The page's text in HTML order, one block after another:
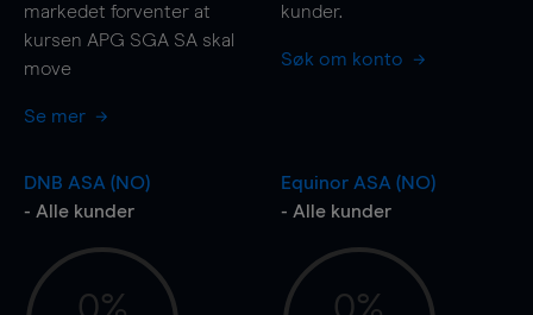
markedet forventer at
kursen APG SGA SA skal
move
Se mer
kunder.
Søk om konto
DNB ASA (NO)
- Alle kunder
Equinor ASA (NO)
- Alle kunder